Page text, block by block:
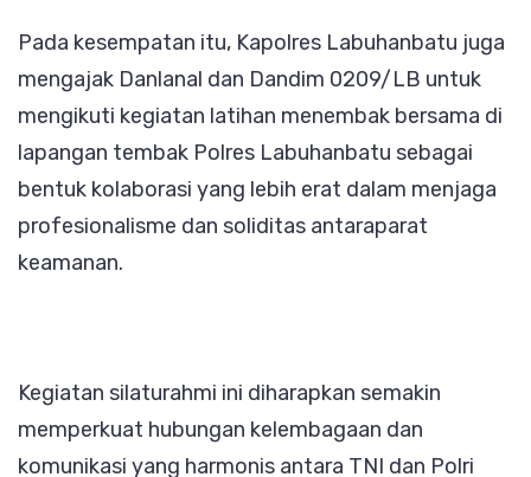
Pada kesempatan itu, Kapolres Labuhanbatu juga
mengajak Danlanal dan Dandim 0209/LB untuk
mengikuti kegiatan latihan menembak bersama di
lapangan tembak Polres Labuhanbatu sebagai
bentuk kolaborasi yang lebih erat dalam menjaga
profesionalisme dan soliditas antaraparat
keamanan.
Kegiatan silaturahmi ini diharapkan semakin
memperkuat hubungan kelembagaan dan
komunikasi yang harmonis antara TNI dan Polri